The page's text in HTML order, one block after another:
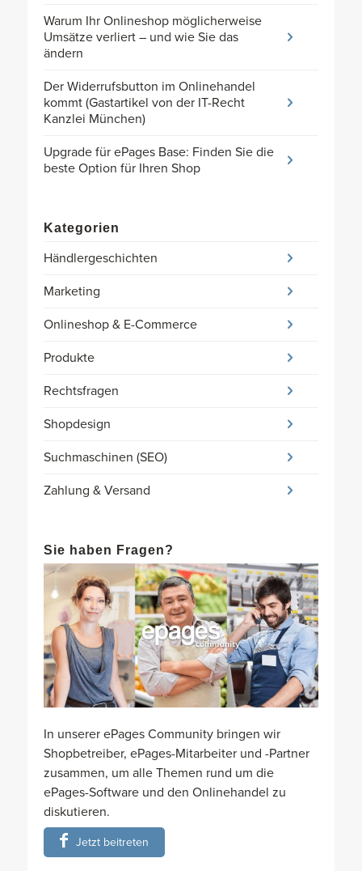
Warum Ihr Onlineshop möglicherweise
Umsätze verliert – und wie Sie das
ändern
Der Widerrufsbutton im Onlinehandel
kommt (Gastartikel von der IT-Recht
Kanzlei München)
Upgrade für ePages Base: Finden Sie die
beste Option für Ihren Shop
Kategorien
Händlergeschichten
Marketing
Onlineshop & E-Commerce
Produkte
Rechtsfragen
Shopdesign
Suchmaschinen (SEO)
Zahlung & Versand
Sie haben Fragen?
In unserer ePages Community bringen wir
Shopbetreiber, ePages-Mitarbeiter und -Partner
zusammen, um alle Themen rund um die
ePages-Software und den Onlinehandel zu
diskutieren.
Jetzt beitreten